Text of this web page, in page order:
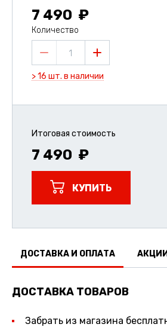
7 490
Количество
1
> 16 шт. в наличии
Итоговая стоимость
7 490
КУПИТЬ
ДОСТАВКА И ОПЛАТА АКЦИИ
ДОСТАВКА ТОВАРОВ
Забрать из магазина